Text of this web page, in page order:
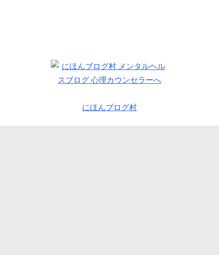
にほんブログ村